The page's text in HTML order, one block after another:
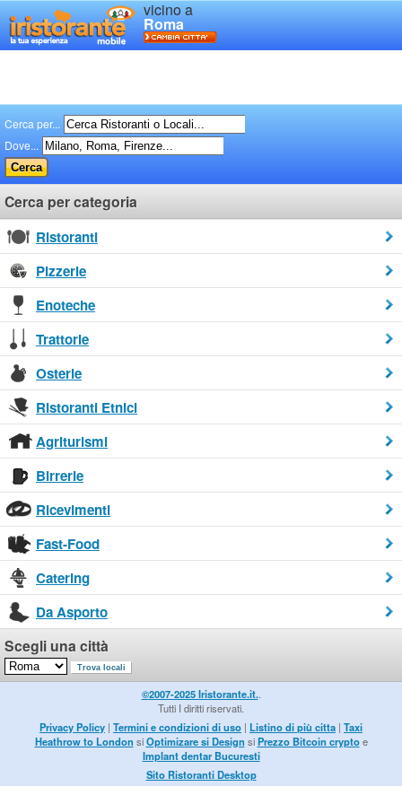
vicino a
Roma
Cerca per...
Dove...
Cerca per categoria
Ristoranti
Pizzerie
Enoteche
Trattorie
Osterie
Ristoranti Etnici
Agriturismi
Birrerie
Ricevimenti
Fast-Food
Catering
Da Asporto
Scegli una città
©2007-2025 Iristorante.it..
Tutti I diritti riservati.
Privacy Policy | Termini e condizioni di uso | Listino di più citta | Taxi
Heathrow to London siOptimizare si Design siPrezzo Bitcoin cryptoe
Implant dentar Bucuresti
Sito Ristoranti Desktop